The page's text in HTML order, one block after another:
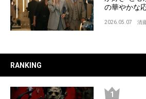
の華やかな
2026.05.07 清
RANKING